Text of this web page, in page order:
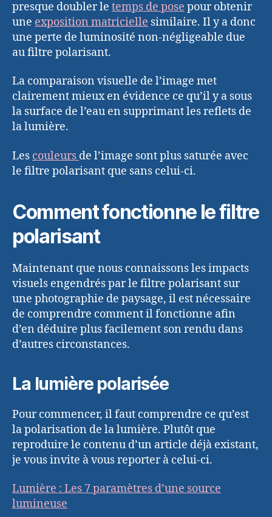
presque doubler le temps de pose pour obtenir
une exposition matricielle similaire. Il y a donc
une perte de luminosité non-négligeable due
au filtre polarisant.
La comparaison visuelle de l’image met
clairement mieux en évidence ce qu’il y a sous
la surface de l’eau en supprimant les reflets de
la lumière.
Les couleurs de l’image sont plus saturée avec
le filtre polarisant que sans celui-ci.
Comment fonctionne le filtre
polarisant
Maintenant que nous connaissons les impacts
visuels engendrés par le filtre polarisant sur
une photographie de paysage, il est nécessaire
de comprendre comment il fonctionne afin
d’en déduire plus facilement son rendu dans
d’autres circonstances.
La lumière polarisée
Pour commencer, il faut comprendre ce qu’est
la polarisation de la lumière. Plutôt que
reproduire le contenu d’un article déjà existant,
je vous invite à vous reporter à celui-ci.
Lumière : Les 7 paramètres d’une source
lumineuse